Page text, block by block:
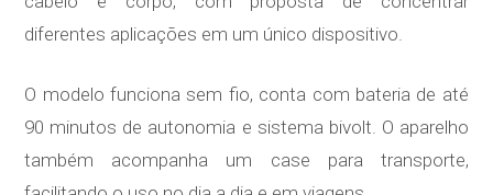
diferentes aplicações em um único dispositivo.
O modelo funciona sem fio, conta com bateria de até
90 minutos de autonomia e sistema bivolt. O aparelho
também acompanha um case para transporte,